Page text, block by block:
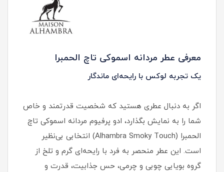
معرفی عطر مردانه اسموکی تاچ الحمبرا
یک تجربه لوکس با رایحه‌ای ماندگار
اگر به دنبال عطری هستید که شخصیت قدرتمند و خاص
شما را به نمایش بگذارد، ادو پرفیوم مردانه اسموکی تاچ
الحمبرا (Alhambra Smoky Touch) انتخابی بی‌نظیر
است. این عطر منحصر به فرد با رایحه‌ای گرم و تلخ از
گروه بویایی چوبی و چرمی، حس جذابیت، قدرت و